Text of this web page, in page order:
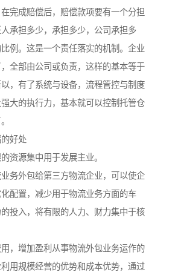
完成赔偿后，赔偿款项要有一个分担
承担多少，承担多少，公司承担多
例。这是一个责任落实的机制。企业
全部由公司或负责，这样的基本等于
，有了系统与设备，流程管控与制度
大的执行力，基本就可以控制托管仓
好处
资源集中用于发展主业。
务外包给第三方物流企业，可以使企
配置，减少用于物流业务方面的车
投入，将有限的人力、财力集中于核
，增加盈利从事物流外包业务运作的
用规模经营的优势和成本优势，通过